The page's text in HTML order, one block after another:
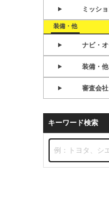
ミッシ
装備・他
ナビ・
装備・他
審査会社
キーワード検索